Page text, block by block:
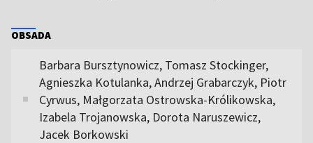
OBSADA
Barbara Bursztynowicz, Tomasz Stockinger,
Agnieszka Kotulanka, Andrzej Grabarczyk, Piotr
Cyrwus, Małgorzata Ostrowska-Królikowska,
Izabela Trojanowska, Dorota Naruszewicz,
Jacek Borkowski